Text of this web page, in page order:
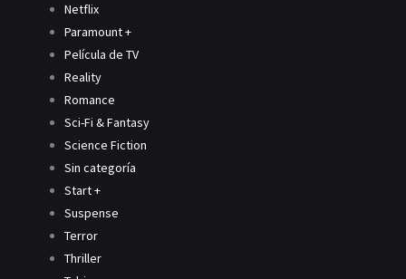
Netflix
Paramount +
Película de TV
Reality
Romance
Sci-Fi & Fantasy
Science Fiction
Sin categoría
Start +
Suspense
Terror
Thriller